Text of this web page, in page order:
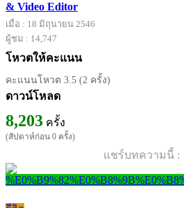
& Video Editor
เมื่อ : 18 มิถุนายน 2546
ผู้ชม : 14,747
โหวตให้คะแนน
คะแนนโหวต 3.5 (2 ครั้ง)
ดาวน์โหลด
8,203 ครั้ง
(สัปดาห์ก่อน 0 ครั้ง)
แชร์บทความนี้ :